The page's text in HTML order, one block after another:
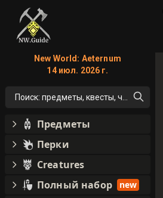
New World: Aeternum
14 июл. 2026 г.
Поиск: предметы, квесты, что угодно!
Предметы
Перки
Creatures
Полный набор
new